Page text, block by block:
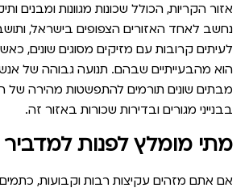
אזור הקריות, הכולל שכונות מגוונות ומבנים
נחשב לאחד האזורים הצפופים בישראל,
לעיתים קרובות עם מזיקים מסוגים שונים,
הוא מהבעייתיים שבהם. תנועה גבוהה של
מבתים שונים תורמים להתפשטות מהירה של
בבנייני מגורים ובדירות שכורות באזור זה.
מתי מומלץ לפנות למדביר
אם אתם מזהים עקיצות רבות וקבועות,